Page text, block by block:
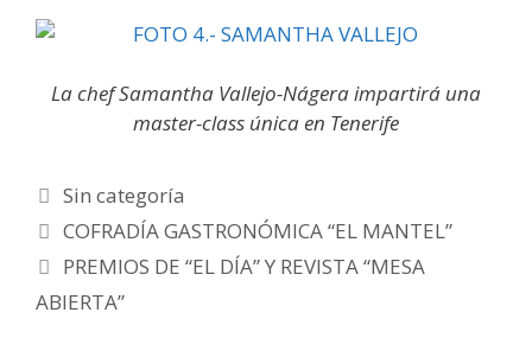
La chef Samantha Vallejo-Nágera impartirá una
master-class única en Tenerife
Categorías
Sin categoría
Post
navigation
COFRADÍA GASTRONÓMICA “EL MANTEL”
PREMIOS DE “EL DÍA” Y REVISTA “MESA
ABIERTA”